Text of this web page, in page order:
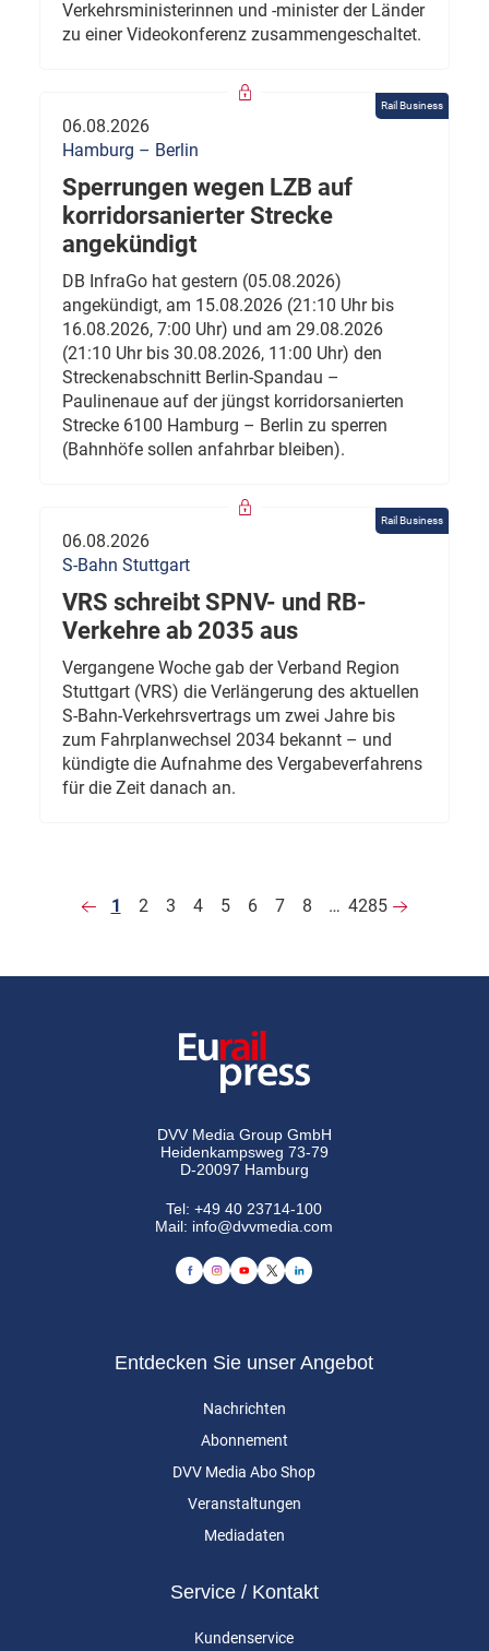
Verkehrsministerinnen und -minister der Länder
zu einer Videokonferenz zusammengeschaltet.
Rail Business
06.08.2026
Hamburg – Berlin
Sperrungen wegen LZB auf
korridorsanierter Strecke
angekündigt
DB InfraGo hat gestern (05.08.2026)
angekündigt, am 15.08.2026 (21:10 Uhr bis
16.08.2026, 7:00 Uhr) und am 29.08.2026
(21:10 Uhr bis 30.08.2026, 11:00 Uhr) den
Streckenabschnitt Berlin-Spandau –
Paulinenaue auf der jüngst korridorsanierten
Strecke 6100 Hamburg – Berlin zu sperren
(Bahnhöfe sollen anfahrbar bleiben).
Rail Business
06.08.2026
S-Bahn Stuttgart
VRS schreibt SPNV- und RB-
Verkehre ab 2035 aus
Vergangene Woche gab der Verband Region
Stuttgart (VRS) die Verlängerung des aktuellen
S-Bahn-Verkehrsvertrags um zwei Jahre bis
zum Fahrplanwechsel 2034 bekannt – und
kündigte die Aufnahme des Vergabeverfahrens
für die Zeit danach an.
1 2 3 4 5 6 7 8 … 4285
DVV Media Group GmbH
Heidenkampsweg 73-79
D-20097 Hamburg
Tel:+49 40 23714-100
Mail: info@dvvmedia.com
Entdecken Sie unser Angebot
Nachrichten
Abonnement
DVV Media Abo Shop
Veranstaltungen
Mediadaten
Service / Kontakt
Kundenservice